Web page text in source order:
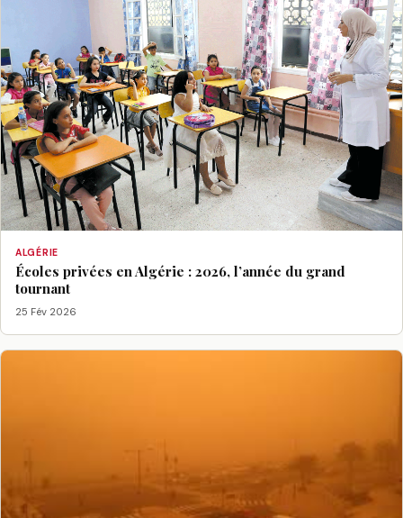
ALGÉRIE
Écoles privées en Algérie : 2026, l’année du grand
tournant
25 Fév 2026